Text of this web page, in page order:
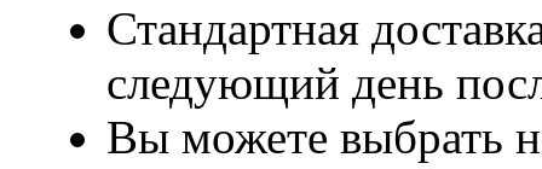
Стандартная
следующий день
Вы можете выбрать